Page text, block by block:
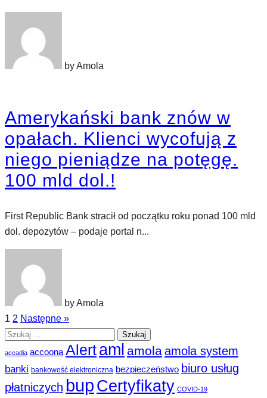
by Amola
Amerykański bank znów w
opałach. Klienci wycofują z
niego pieniądze na potęgę.
100 mld dol.!
First Republic Bank stracił od początku roku ponad 100 mld
dol. depozytów – podaje portal n...
by Amola
1 2 Następne »
Szukaj:
accadia accoona Alertaml amolaamola system
banki bankowość elektroniczna bezpieczeństwo biuro usług
płatniczych bup Certyfikaty COVID-19